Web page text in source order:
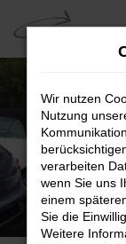
Zum
Hauptinhalt
springen
Unser
Wir nutzen
Nutzung
verarbeiten
wenn Sie uns
einem
Sie die
Weitere